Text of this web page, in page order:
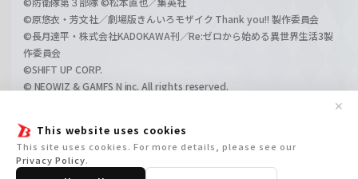
This website uses cookies
This site uses cookies. For more details, please see our
Privacy Policy.
✕
©原悠衣・芳文社／劇場版きんいろモザイク Thank you!! 製作委員会
©長月達平・株式会社KADOKAWA刊／Re:ゼロから始める異世界生活3製
作委員会
©SHIFT UP CORP.
© NEOWIZ & GAMFS N inc. All rights reserved.
©GIRLS und PANZER Film Projekt
©GIRLS und PANZER Finale Projekt